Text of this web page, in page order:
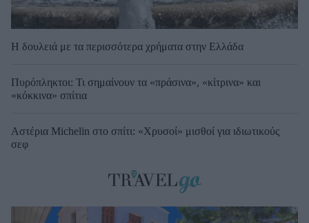
Η δουλειά με τα περισσότερα χρήματα στην Ελλάδα
Πυρόπληκτοι: Τι σημαίνουν τα «πράσινα», «κίτρινα» και
«κόκκινα» σπίτια
Αστέρια Michelin στο σπίτι: «Χρυσοί» μισθοί για ιδιωτικούς
σεφ